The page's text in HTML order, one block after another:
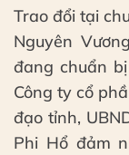
Trao đổi tại
Nguyên
đang chuẩn
Công ty cổ
đạo tỉnh,
Phi Hổ đảm